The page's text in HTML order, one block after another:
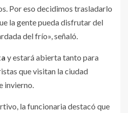
Por eso decidimos trasladarlo
la gente pueda disfrutar del
del frío», señaló.
y estará abierta tanto para
que visitan la ciudad
invierno.
la funcionaria destacó que